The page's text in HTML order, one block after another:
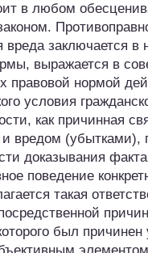
в любом
вреда заключается в
выражается в
правовой нормой
условия
как причинная
вредом (убытками),
доказывания
поведение
такая
был